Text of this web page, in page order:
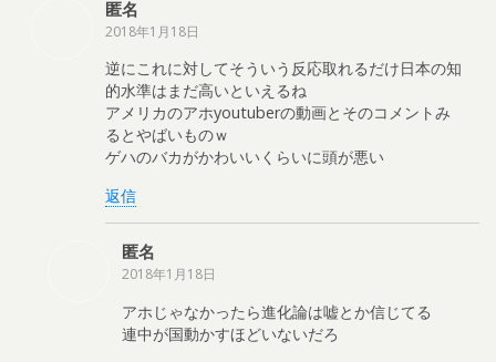
匿名
2018年1月18日
逆にこれに対してそういう反応取れるだけ日本の知
的水準はまだ高いといえるね
アメリカのアホyoutuberの動画とそのコメントみ
るとやばいものｗ
ゲハのバカがかわいいくらいに頭が悪い
返信
匿名
2018年1月18日
アホじゃなかったら進化論は嘘とか信じてる
連中が国動かすほどいないだろ